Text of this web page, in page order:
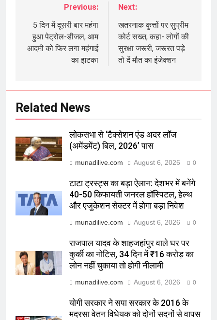
navigation
Previous:
5 दिन में दूसरी बार महंगा
हुआ पेट्रोल-डीजल, आम
आदमी को फिर लगा महंगाई
का झटका
Next:
खतरनाक कुत्तों पर सुप्रीम
कोर्ट सख्त, कहा- लोगों की
सुरक्षा जरूरी, जरूरत पड़े
तो दें मौत का इंजेक्शन
Related News
लोकसभा से ‘टैक्सेशन एंड अदर लॉज
(अमेंडमेंट) बिल, 2026’ पास
munadilive.com August 6, 2026 0
टाटा ट्रस्ट्स का बड़ा ऐलान: देशभर में बनेंगे
40-50 किफायती जनरल हॉस्पिटल, हेल्थ
और एजुकेशन सेक्टर में होगा बड़ा निवेश
munadilive.com August 6, 2026 0
राजपाल यादव के शाहजहांपुर वाले घर पर
कुर्की का नोटिस, 34 दिन में ₹16 करोड़ का
लोन नहीं चुकाया तो होगी नीलामी
munadilive.com August 6, 2026 0
योगी सरकार ने सपा सरकार के 2016 के
मदरसा वेतन विधेयक को दोनों सदनों से वापस